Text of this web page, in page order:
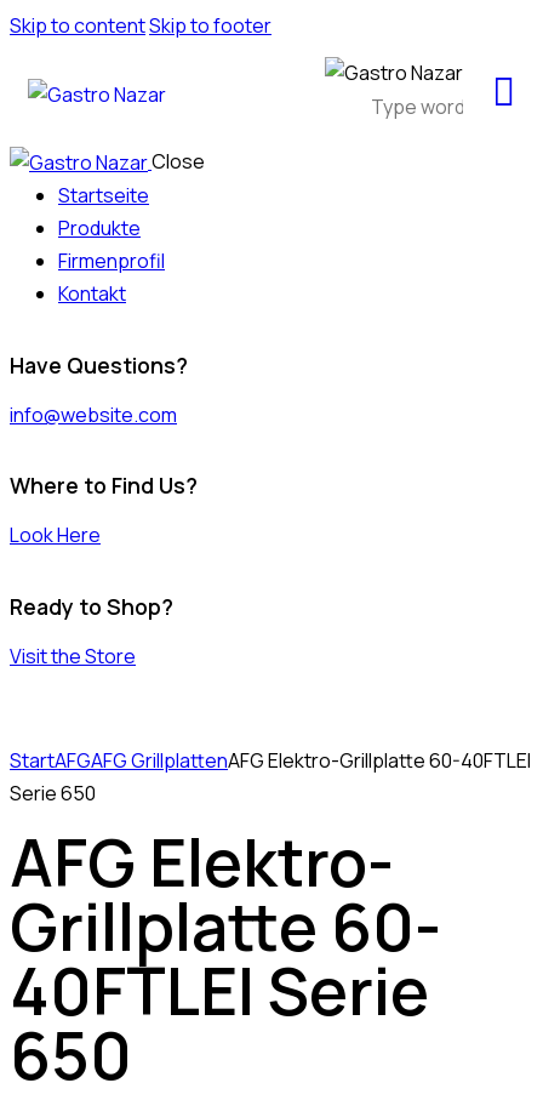
Skip to contentSkip to footer
Close
Startseite
Produkte
Firmenprofil
Kontakt
Have Questions?
info@website.com
Where to Find Us?
Look Here
Ready to Shop?
Visit the Store
StartAFGAFG GrillplattenAFG Elektro-Grillplatte 60-40FTLEI
Serie 650
AFG Elektro-
Grillplatte 60-
40FTLEI Serie
650